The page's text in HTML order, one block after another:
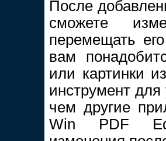
После
сможете
перемещать
вам
или картинки
инструмент
чем другие
Win PDF